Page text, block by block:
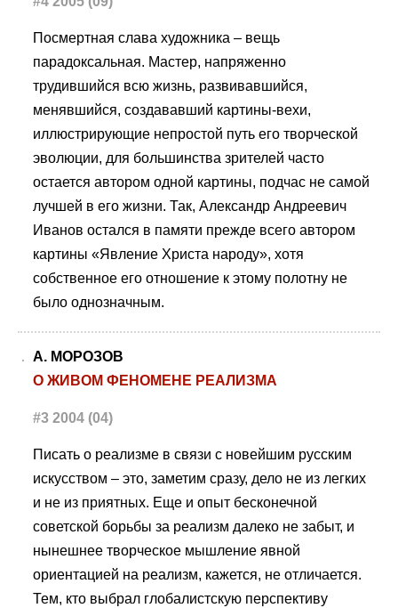
Посмертная слава художника – вещь
парадоксальная. Мастер, напряженно
трудившийся всю жизнь, развивавшийся,
менявшийся, создававший картины-вехи,
иллюстрирующие непростой путь его творческой
эволюции, для большинства зрителей часто
остается автором одной картины, подчас не самой
лучшей в его жизни. Так, Александр Андреевич
Иванов остался в памяти прежде всего автором
картины «Явление Христа народу», хотя
собственное его отношение к этому полотну не
было однозначным.
А. МОРОЗОВ
О ЖИВОМ ФЕНОМЕНЕ РЕАЛИЗМА
#3 2004 (04)
Писать о реализме в связи с новейшим русским
искусством – это, заметим сразу, дело не из легких
и не из приятных. Еще и опыт бесконечной
советской борьбы за реализм далеко не забыт, и
нынешнее творческое мышление явной
ориентацией на реализм, кажется, не отличается.
Тем, кто выбрал глобалистскую перспективу